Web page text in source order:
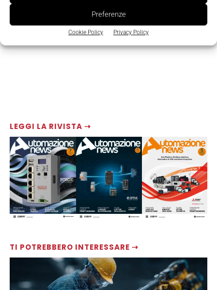
Preferenze
Cookie Policy Privacy Policy
LEGGI LA RIVISTA ⇢
TI POTREBBERO INTERESSARE ⇢